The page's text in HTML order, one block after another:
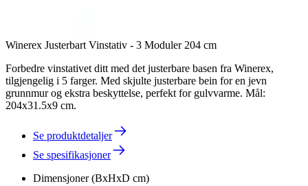
Winerex Justerbart Vinstativ - 3 Moduler 204 cm
Forbedre vinstativet ditt med det justerbare basen fra Winerex,
tilgjengelig i 5 farger. Med skjulte justerbare bein for en jevn
grunnmur og ekstra beskyttelse, perfekt for gulvvarme. Mål:
204x31.5x9 cm.
Se produktdetaljer
Se spesifikasjoner
Dimensjoner (BxHxD cm)